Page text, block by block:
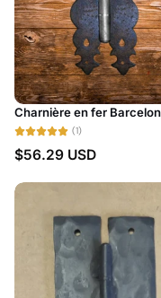
Charnière en fer
(1)
$56.29 USD